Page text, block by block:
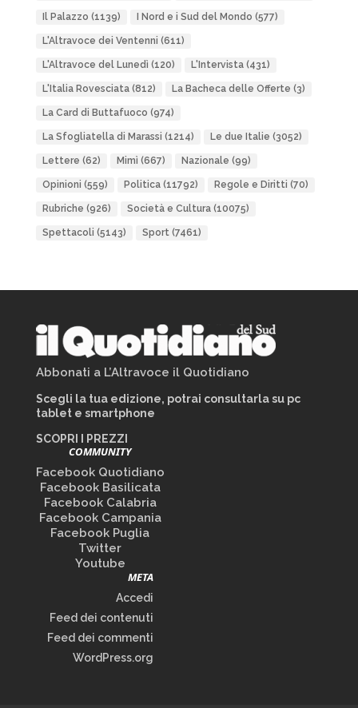
Il Palazzo (1139) I Nord e i Sud del Mondo (577)
L'Altravoce dei Ventenni (611)
L'Altravoce del Lunedì (120) L'Intervista(431)
L'Italia Rovesciata(812) La Bacheca delle Offerte (3)
La Card di Buttafuoco (974)
La Sfogliatella di Marassi (1214) Le due Italie (3052)
Lettere (62) Mimì (667) Nazionale (99)
Opinioni (559) Politica(11792) Regole e Diritti (70)
Rubriche (926) Società e Cultura(10075)
Spettacoli (5143) Sport(7461)
Abbonati a L’Altravoce il Quotidiano
Scegli la tua edizione, potrai consultarla su pc
tablet e smartphone
SCOPRI I PREZZI
COMMUNITY
Facebook Quotidiano
Facebook Basilicata
Facebook Calabria
Facebook Campania
Facebook Puglia
Twitter
Youtube
META
Accedi
Feed dei contenuti
Feed dei commenti
WordPress.org